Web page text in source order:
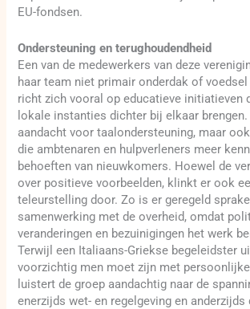
EU-fondsen.
Ondersteuning en terughoudendheid
Een van de medewerkers van deze
haar team niet primair onderdak of
richt zich vooral op educatieve initiatieven
lokale instanties dichter bij elkaar
aandacht voor taalondersteuning, maar
die ambtenaren en hulpverleners meer
behoeften van nieuwkomers. Hoewel de
over positieve voorbeelden, klinkt er ook
teleurstelling door. Zo is er geregeld
samenwerking met de overheid, omdat
veranderingen en bezuinigingen het werk
Terwijl een Italiaans-Griekse begeleidster
voorzichtig men moet zijn met
luistert de groep aandachtig naar de
enerzijds wet- en regelgeving en anderzijds